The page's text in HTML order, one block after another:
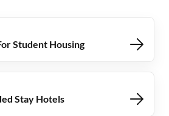
Student Housing
Stay Hotels